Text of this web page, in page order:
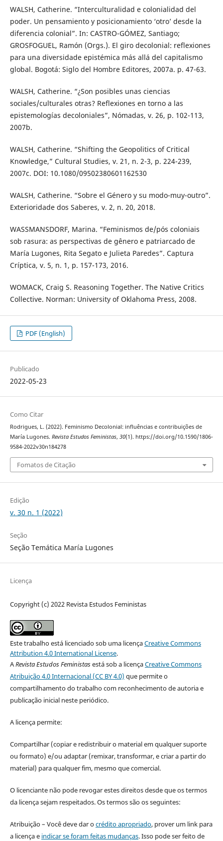
WALSH, Catherine. “Interculturalidad e colonialidad del
poder. Un pensamiento y posicionamiento ‘otro’ desde la
diferencia colonial”. In: CASTRO-GÓMEZ, Santiago;
GROSFOGUEL, Ramón (Orgs.). El giro decolonial: reflexiones
para una diversidade epistémica más allá del capitalismo
global. Bogotá: Siglo del Hombre Editores, 2007a. p. 47-63.
WALSH, Catherine. “¿Son posibles unas ciencias
sociales/culturales otras? Reflexiones en torno a las
epistemologías decoloniales”, Nómadas, v. 26, p. 102-113,
2007b.
WALSH, Catherine. “Shifting the Geopolitics of Critical
Knowledge,” Cultural Studies, v. 21, n. 2-3, p. 224-239,
2007c. DOI: 10.1080/09502380601162530
WALSH, Catherine. “Sobre el Género y su modo-muy-outro”.
Exterioridade dos Saberes, v. 2, n. 20, 2018.
WASSMANSDORF, Marina. “Feminismos de/pós coloniais
sob rasura: as perspectivas de gênero e patriarcado de
María Lugones, Rita Segato e Julieta Paredes”. Captura
Críptica, v. 5, n. 1, p. 157-173, 2016.
WOMACK, Craig S. Reasoning Together. The Native Critics
Collective. Norman: University of Oklahoma Press, 2008.
PDF (English)
Publicado
2022-05-23
Como Citar
Rodrigues, L. (2022). Feminismo Decolonial: influências e contribuições de
María Lugones. Revista Estudos Feministas, 30(1). https://doi.org/10.1590/1806-
9584-2022v30n184278
Fomatos de Citação
Edição
v. 30 n. 1 (2022)
Seção
Seção Temática María Lugones
Licença
Copyright (c) 2022 Revista Estudos Feministas
Este trabalho está licenciado sob uma licençaCreative Commons
Attribution 4.0 International License.
ARevista Estudos Feministasestá sob a licençaCreative Commons
Atribuição 4.0 Internacional (CC BY 4.0) que permite o
compartilhamento do trabalho com reconhecimento de autoria e
publicação inicial neste periódico.
A licença permite:
Compartilhar (copiar e redistribuir o material em qualquer suporte
ou formato) e/ou adaptar (remixar, transformar, e criar a partir do
material) para qualquer fim, mesmo que comercial.
O licenciante não pode revogar estes direitos desde que os termos
da licença sejam respeitados. Os termos são os seguintes:
Atribuição – Você deve dar ocrédito apropriado, prover um link para
a licença e indicar se foram feitas mudanças. Isso pode ser feito de